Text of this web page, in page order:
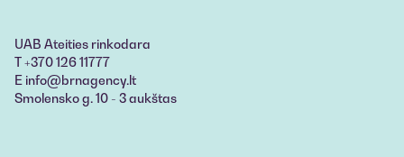
UAB Ateities rinkodara
T +370 126 11777
E info@brnagency.lt
Smolensko g. 10 - 3 aukštas